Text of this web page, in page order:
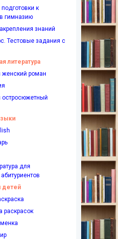
к
гимназию
знаний
Тестовые задания с
литература
роман
для
детей
раскрасок